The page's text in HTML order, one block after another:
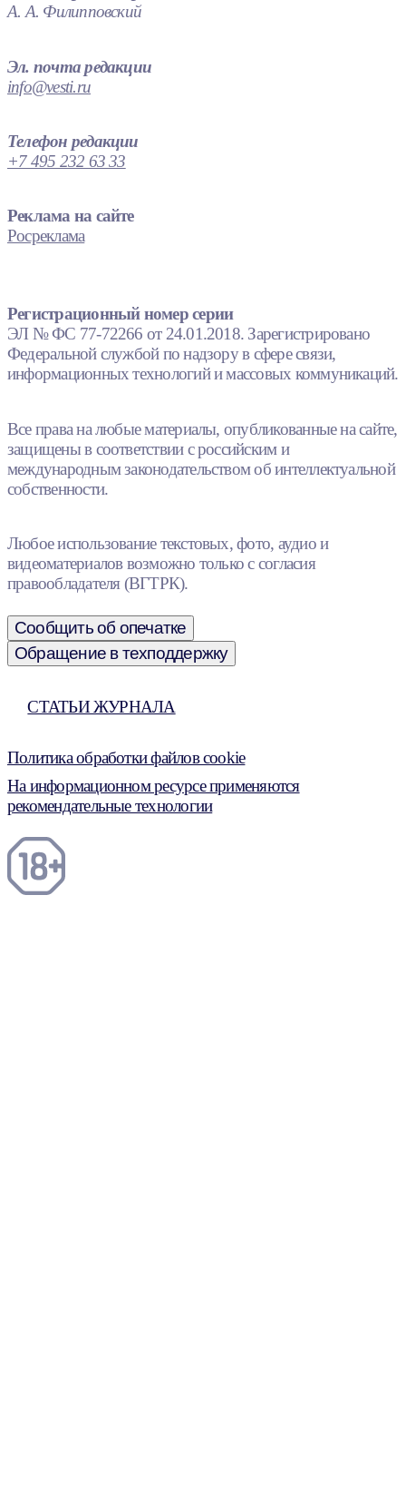
А. А. Филипповский
Эл. почта редакции
info@vesti.ru
Телефон редакции
+7 495 232 63 33
Реклама на сайте
Росреклама
Регистрационный номер серии
ЭЛ № ФС 77-72266 от 24.01.2018. Зарегистрировано
Федеральной службой по надзору в сфере связи,
информационных технологий и массовых коммуникаций.
Все права на любые материалы, опубликованные на сайте,
защищены в соответствии с российским и
международным законодательством об интеллектуальной
собственности.
Любое использование текстовых, фото, аудио и
видеоматериалов возможно только с согласия
правообладателя (ВГТРК).
Сообщить об опечатке
Обращение в техподдержку
СТАТЬИ ЖУРНАЛА
Политика обработки файлов cookie
На информационном ресурсе применяются
рекомендательные технологии